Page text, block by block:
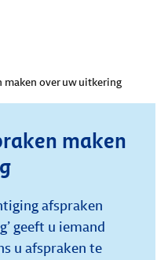
maken over uw uitkering
maken
afspraken
geeft u iemand
u afspraken te